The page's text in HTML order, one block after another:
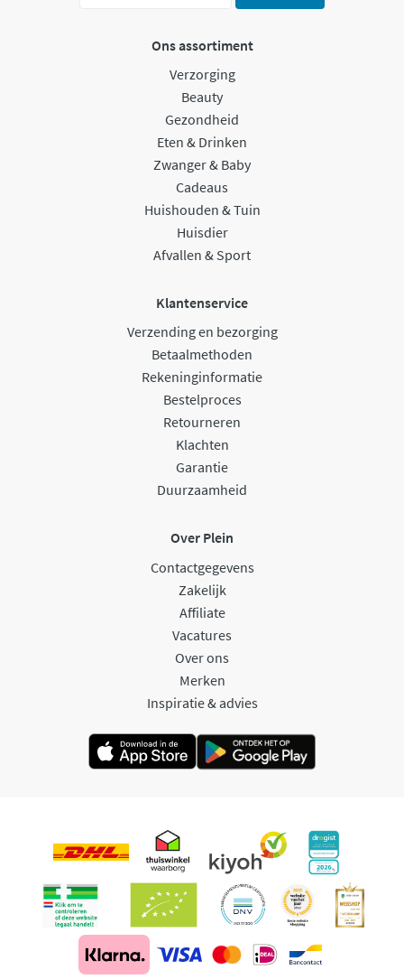
Ons assortiment
Verzorging
Beauty
Gezondheid
Eten & Drinken
Zwanger & Baby
Cadeaus
Huishouden & Tuin
Huisdier
Afvallen & Sport
Klantenservice
Verzending en bezorging
Betaalmethoden
Rekeninginformatie
Bestelproces
Retourneren
Klachten
Garantie
Duurzaamheid
Over Plein
Contactgegevens
Zakelijk
Affiliate
Vacatures
Over ons
Merken
Inspiratie & advies